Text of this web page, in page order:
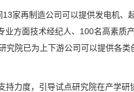
再制造公司可以提供发电机、
方面技术经纪人、100名高素质
院已为上下游公司可以提供各类
力度，引导试点研究院在产学研